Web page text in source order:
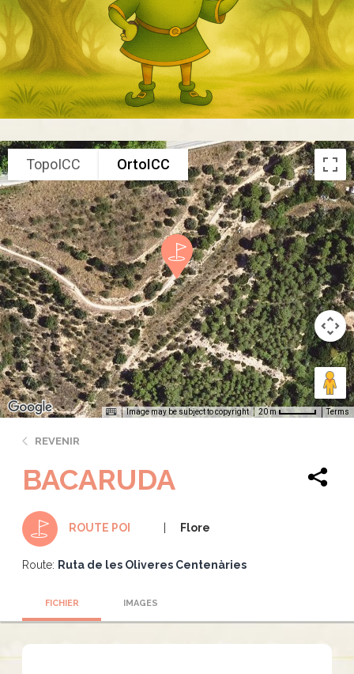
TopoICC OrtoICC
Image may be subject to copyright 20 m Terms
REVENIR
BACARUDA
ROUTE POI Flore
Route: Ruta de les Oliveres Centenàries
FICHIER IMAGES